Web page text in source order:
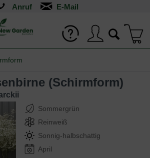
Anruf
(Schirmform)
Sommergrün
Reinweiß
Sonnig-halbschattig
April